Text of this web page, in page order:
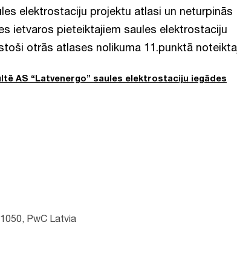
elektrostaciju projektu atlasi un neturpinās
ietvaros pieteiktajiem saules elektrostaciju
otrās atlases nolikuma 11.punktā
AS “Latvenergo” saules elektrostaciju iegādes
PwC Latvia